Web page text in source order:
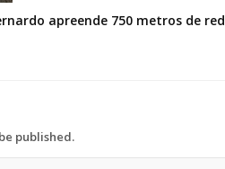
apreende 750 metros de
published.